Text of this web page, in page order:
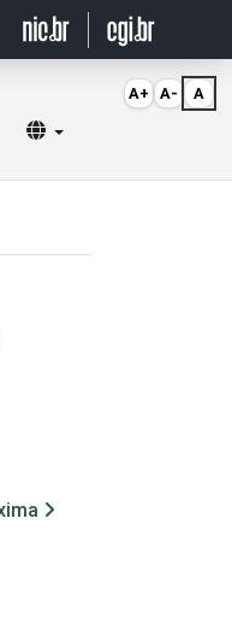
Selecionar idioma
A+ A- A